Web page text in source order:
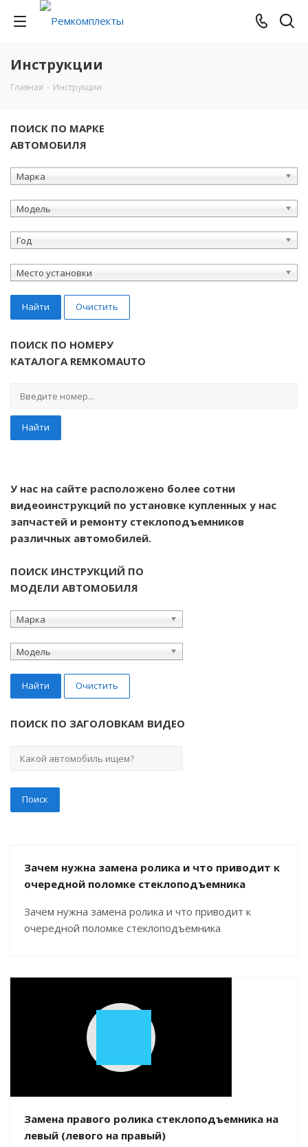
Инструкции
Главная - Инструкции
ПОИСК ПО МАРКЕ
АВТОМОБИЛЯ
Марка
Модель
Год
Место установки
Найти Очистить
ПОИСК ПО НОМЕРУ
КАТАЛОГА REMKOMAUTO
Найти
У нас на сайте расположено более сотни
видеоинструкций по установке купленных у нас
запчастей и ремонту стеклоподъемников
различных автомобилей.
ПОИСК ИНСТРУКЦИЙ ПО
МОДЕЛИ АВТОМОБИЛЯ
Марка
Модель
Найти Очистить
ПОИСК ПО ЗАГОЛОВКАМ ВИДЕО
Зачем нужна замена ролика и что приводит к
очередной поломке стеклоподъемника
Зачем нужна замена ролика и что приводит к
очередной поломке стеклоподъемника
Play
Замена правого ролика стеклоподъемника на
левый (левого на правый)